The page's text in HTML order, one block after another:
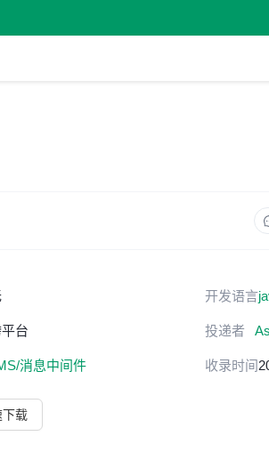
开发语言
台 投递者
消息中间件 收录时间
下载